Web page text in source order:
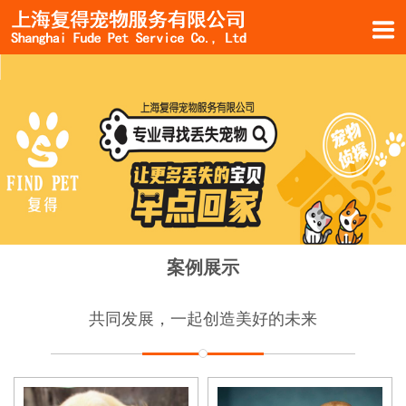
案例展示
共同发展，一起创造美好的未来